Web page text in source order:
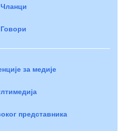
Чланци
Говори
за медије
представника